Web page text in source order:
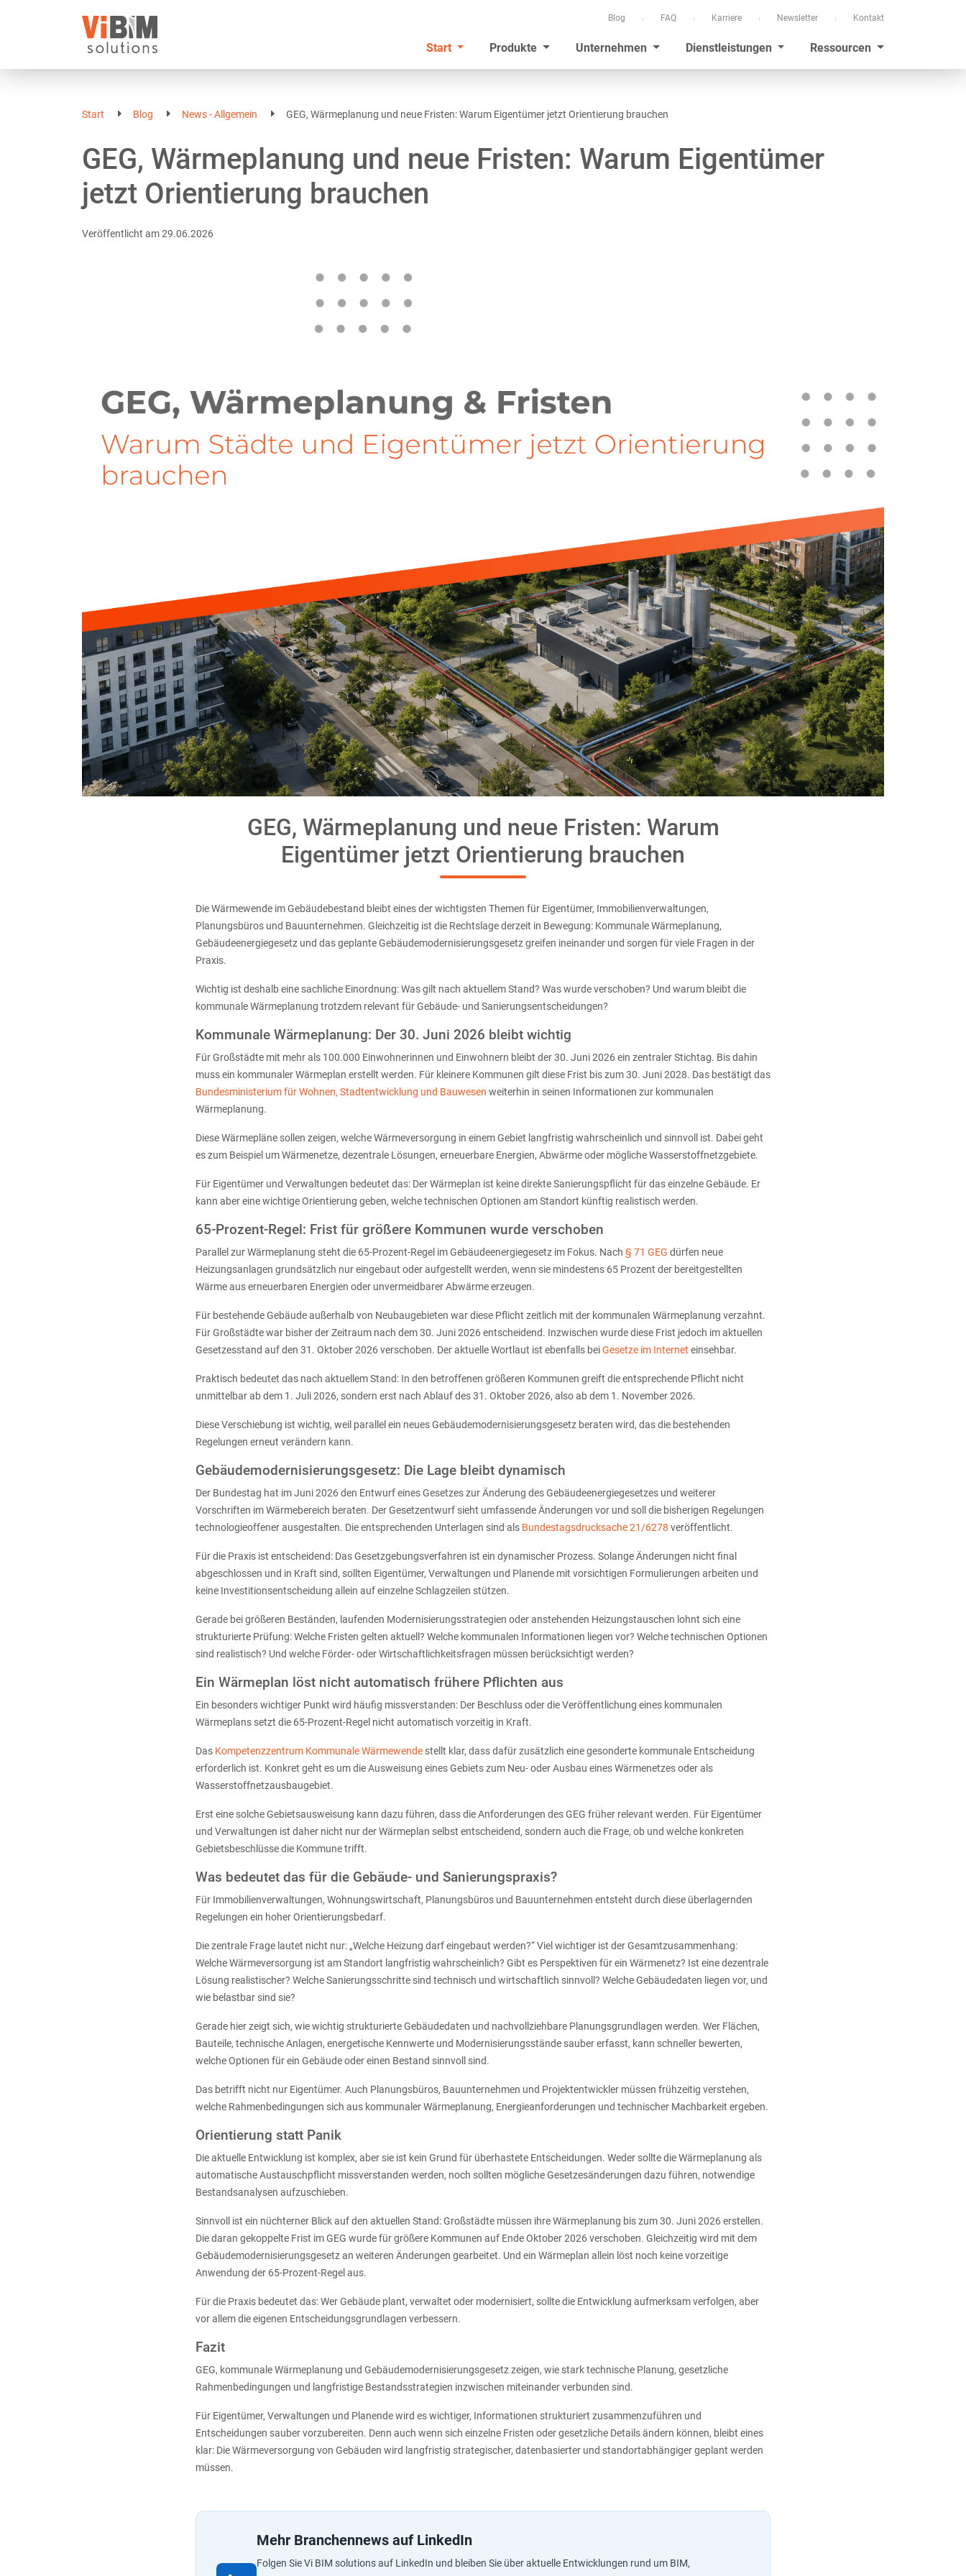
Blog FAQ Karriere Newsletter Kontakt
Start Produkte Unternehmen Dienstleistungen Ressourcen
Start Blog News - Allgemein GEG, Wärmeplanung und neue Fristen: Warum Eigentümer jetzt Orientierung brauchen
GEG, Wärmeplanung und neue Fristen: Warum Eigentümer
jetzt Orientierung brauchen
Veröffentlicht am29.06.2026
GEG, Wärmeplanung und neue Fristen: Warum
Eigentümer jetzt Orientierung brauchen
Die Wärmewende im Gebäudebestand bleibt eines der wichtigsten Themen für Eigentümer, Immobilienverwaltungen,
Planungsbüros und Bauunternehmen. Gleichzeitig ist die Rechtslage derzeit in Bewegung: Kommunale Wärmeplanung,
Gebäudeenergiegesetz und das geplante Gebäudemodernisierungsgesetz greifen ineinander und sorgen für viele Fragen in der
Praxis.
Wichtig ist deshalb eine sachliche Einordnung: Was gilt nach aktuellem Stand? Was wurde verschoben? Und warum bleibt die
kommunale Wärmeplanung trotzdem relevant für Gebäude- und Sanierungsentscheidungen?
Kommunale Wärmeplanung: Der 30. Juni 2026 bleibt wichtig
Für Großstädte mit mehr als 100.000 Einwohnerinnen und Einwohnern bleibt der 30. Juni 2026 ein zentraler Stichtag. Bis dahin
muss ein kommunaler Wärmeplan erstellt werden. Für kleinere Kommunen gilt diese Frist bis zum 30. Juni 2028. Das bestätigt das
Bundesministerium für Wohnen, Stadtentwicklung und Bauwesen weiterhin in seinen Informationen zur kommunalen
Wärmeplanung.
Diese Wärmepläne sollen zeigen, welche Wärmeversorgung in einem Gebiet langfristig wahrscheinlich und sinnvoll ist. Dabei geht
es zum Beispiel um Wärmenetze, dezentrale Lösungen, erneuerbare Energien, Abwärme oder mögliche Wasserstoffnetzgebiete.
Für Eigentümer und Verwaltungen bedeutet das: Der Wärmeplan ist keine direkte Sanierungspflicht für das einzelne Gebäude. Er
kann aber eine wichtige Orientierung geben, welche technischen Optionen am Standort künftig realistisch werden.
65-Prozent-Regel: Frist für größere Kommunen wurde verschoben
Parallel zur Wärmeplanung steht die 65-Prozent-Regel im Gebäudeenergiegesetz im Fokus. Nach § 71 GEG dürfen neue
Heizungsanlagen grundsätzlich nur eingebaut oder aufgestellt werden, wenn sie mindestens 65 Prozent der bereitgestellten
Wärme aus erneuerbaren Energien oder unvermeidbarer Abwärme erzeugen.
Für bestehende Gebäude außerhalb von Neubaugebieten war diese Pflicht zeitlich mit der kommunalen Wärmeplanung verzahnt.
Für Großstädte war bisher der Zeitraum nach dem 30. Juni 2026 entscheidend. Inzwischen wurde diese Frist jedoch im aktuellen
Gesetzesstand auf den 31. Oktober 2026 verschoben. Der aktuelle Wortlaut ist ebenfalls beiGesetze im Internet einsehbar.
Praktisch bedeutet das nach aktuellem Stand: In den betroffenen größeren Kommunen greift die entsprechende Pflicht nicht
unmittelbar ab dem 1. Juli 2026, sondern erst nach Ablauf des 31. Oktober 2026, also ab dem 1. November 2026.
Diese Verschiebung ist wichtig, weil parallel ein neues Gebäudemodernisierungsgesetz beraten wird, das die bestehenden
Regelungen erneut verändern kann.
Gebäudemodernisierungsgesetz: Die Lage bleibt dynamisch
Der Bundestag hat im Juni 2026 den Entwurf eines Gesetzes zur Änderung des Gebäudeenergiegesetzes und weiterer
Vorschriften im Wärmebereich beraten. Der Gesetzentwurf sieht umfassende Änderungen vor und soll die bisherigen Regelungen
technologieoffener ausgestalten. Die entsprechenden Unterlagen sind als Bundestagsdrucksache 21/6278 veröffentlicht.
Für die Praxis ist entscheidend: Das Gesetzgebungsverfahren ist ein dynamischer Prozess. Solange Änderungen nicht final
abgeschlossen und in Kraft sind, sollten Eigentümer, Verwaltungen und Planende mit vorsichtigen Formulierungen arbeiten und
keine Investitionsentscheidung allein auf einzelne Schlagzeilen stützen.
Gerade bei größeren Beständen, laufenden Modernisierungsstrategien oder anstehenden Heizungstauschen lohnt sich eine
strukturierte Prüfung: Welche Fristen gelten aktuell? Welche kommunalen Informationen liegen vor? Welche technischen Optionen
sind realistisch? Und welche Förder- oder Wirtschaftlichkeitsfragen müssen berücksichtigt werden?
Ein Wärmeplan löst nicht automatisch frühere Pflichten aus
Ein besonders wichtiger Punkt wird häufig missverstanden: Der Beschluss oder die Veröffentlichung eines kommunalen
Wärmeplans setzt die 65-Prozent-Regel nicht automatisch vorzeitig in Kraft.
Das Kompetenzzentrum Kommunale Wärmewende stellt klar, dass dafür zusätzlich eine gesonderte kommunale Entscheidung
erforderlich ist. Konkret geht es um die Ausweisung eines Gebiets zum Neu- oder Ausbau eines Wärmenetzes oder als
Wasserstoffnetzausbaugebiet.
Erst eine solche Gebietsausweisung kann dazu führen, dass die Anforderungen des GEG früher relevant werden. Für Eigentümer
und Verwaltungen ist daher nicht nur der Wärmeplan selbst entscheidend, sondern auch die Frage, ob und welche konkreten
Gebietsbeschlüsse die Kommune trifft.
Was bedeutet das für die Gebäude- und Sanierungspraxis?
Für Immobilienverwaltungen, Wohnungswirtschaft, Planungsbüros und Bauunternehmen entsteht durch diese überlagernden
Regelungen ein hoher Orientierungsbedarf.
Die zentrale Frage lautet nicht nur: „Welche Heizung darf eingebaut werden?“ Viel wichtiger ist der Gesamtzusammenhang:
Welche Wärmeversorgung ist am Standort langfristig wahrscheinlich? Gibt es Perspektiven für ein Wärmenetz? Ist eine dezentrale
Lösung realistischer? Welche Sanierungsschritte sind technisch und wirtschaftlich sinnvoll? Welche Gebäudedaten liegen vor, und
wie belastbar sind sie?
Gerade hier zeigt sich, wie wichtig strukturierte Gebäudedaten und nachvollziehbare Planungsgrundlagen werden. Wer Flächen,
Bauteile, technische Anlagen, energetische Kennwerte und Modernisierungsstände sauber erfasst, kann schneller bewerten,
welche Optionen für ein Gebäude oder einen Bestand sinnvoll sind.
Das betrifft nicht nur Eigentümer. Auch Planungsbüros, Bauunternehmen und Projektentwickler müssen frühzeitig verstehen,
welche Rahmenbedingungen sich aus kommunaler Wärmeplanung, Energieanforderungen und technischer Machbarkeit ergeben.
Orientierung statt Panik
Die aktuelle Entwicklung ist komplex, aber sie ist kein Grund für überhastete Entscheidungen. Weder sollte die Wärmeplanung als
automatische Austauschpflicht missverstanden werden, noch sollten mögliche Gesetzesänderungen dazu führen, notwendige
Bestandsanalysen aufzuschieben.
Sinnvoll ist ein nüchterner Blick auf den aktuellen Stand: Großstädte müssen ihre Wärmeplanung bis zum 30. Juni 2026 erstellen.
Die daran gekoppelte Frist im GEG wurde für größere Kommunen auf Ende Oktober 2026 verschoben. Gleichzeitig wird mit dem
Gebäudemodernisierungsgesetz an weiteren Änderungen gearbeitet. Und ein Wärmeplan allein löst noch keine vorzeitige
Anwendung der 65-Prozent-Regel aus.
Für die Praxis bedeutet das: Wer Gebäude plant, verwaltet oder modernisiert, sollte die Entwicklung aufmerksam verfolgen, aber
vor allem die eigenen Entscheidungsgrundlagen verbessern.
Fazit
GEG, kommunale Wärmeplanung und Gebäudemodernisierungsgesetz zeigen, wie stark technische Planung, gesetzliche
Rahmenbedingungen und langfristige Bestandsstrategien inzwischen miteinander verbunden sind.
Für Eigentümer, Verwaltungen und Planende wird es wichtiger, Informationen strukturiert zusammenzuführen und
Entscheidungen sauber vorzubereiten. Denn auch wenn sich einzelne Fristen oder gesetzliche Details ändern können, bleibt eines
klar: Die Wärmeversorgung von Gebäuden wird langfristig strategischer, datenbasierter und standortabhängiger geplant werden
müssen.
Mehr Branchennews auf LinkedIn
Folgen Sie Vi BIM solutions auf LinkedIn und bleiben Sie über aktuelle Entwicklungen rund um BIM,